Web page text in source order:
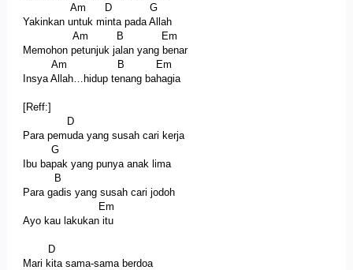
Am D G
Yakinkan untuk minta pada Allah
Am B Em
Memohon petunjuk jalan yang benar
Am B Em
Insya Allah…hidup tenang bahagia
[Reff:]
D
Para pemuda yang susah cari kerja
G
Ibu bapak yang punya anak lima
B
Para gadis yang susah cari jodoh
Em
Ayo kau lakukan itu
D
Mari kita sama-sama berdoa